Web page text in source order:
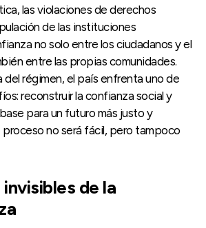
las violaciones de derechos
de las instituciones
no solo entre los ciudadanos y el
entre las propias comunidades.
del régimen, el país enfrenta uno de
reconstruir la confianza social y
para un futuro más justo y
no será fácil, pero tampoco
de la